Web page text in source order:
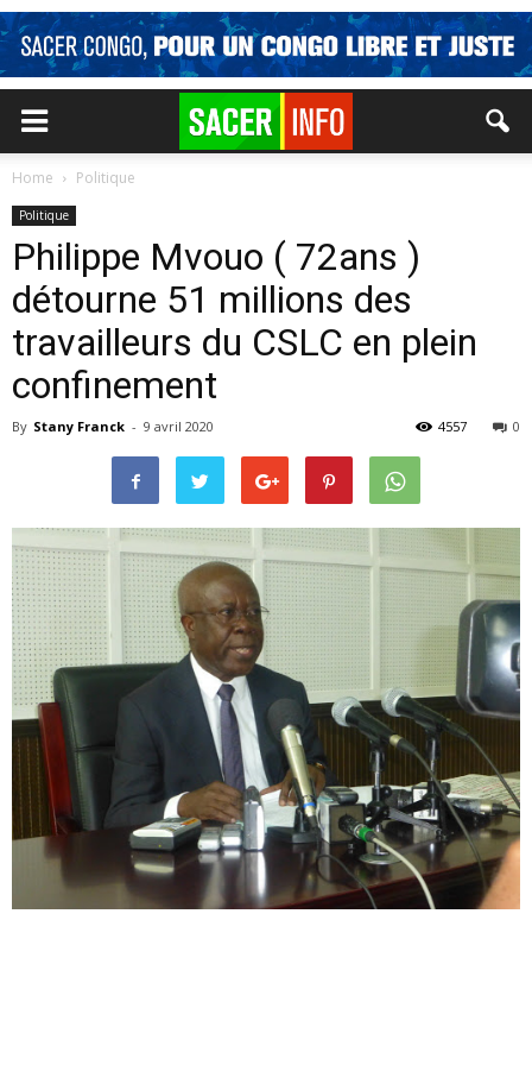
Home Politique
Politique
Philippe Mvouo ( 72ans )
détourne 51 millions des
travailleurs du CSLC en plein
confinement
By Stany Franck - 9 avril 2020 0
4557